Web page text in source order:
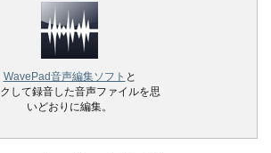
WavePad音声編集ソフト と
して録音した音声ファイルを思
いどおりに編集。